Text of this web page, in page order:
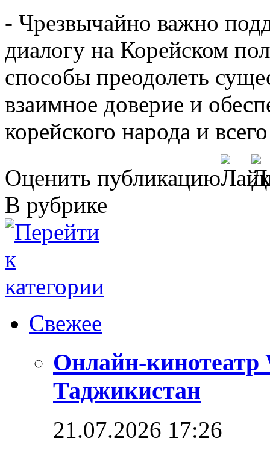
- Чрезвычайно важно
диалогу на Корейском
способы преодолеть
взаимное доверие и
корейского народа и
Оценить публикацию
В рубрике
Свежее
Онлайн-
Таджикистан
21.07.2026 17:26